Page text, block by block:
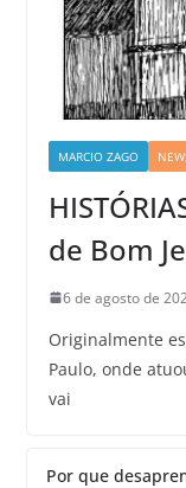
MARCIO ZAGO
de Bom
6 de agosto de
Originalmente
Paulo, onde
vai
Por que